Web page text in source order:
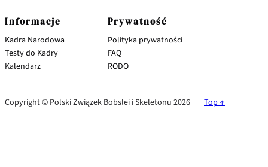
Informacje
Kadra Narodowa
Testy do Kadry
Kalendarz
Prywatność
Polityka prywatności
FAQ
RODO
Copyright © Polski Związek Bobslei i Skeletonu 2026 Top ↑